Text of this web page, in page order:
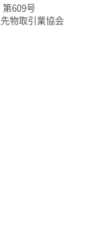
609号
物取引業協会